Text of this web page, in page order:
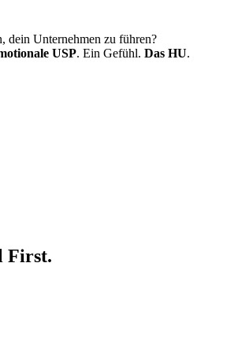
dein Unternehmen zu führen?
USP. Ein Gefühl. Das HU.
First.